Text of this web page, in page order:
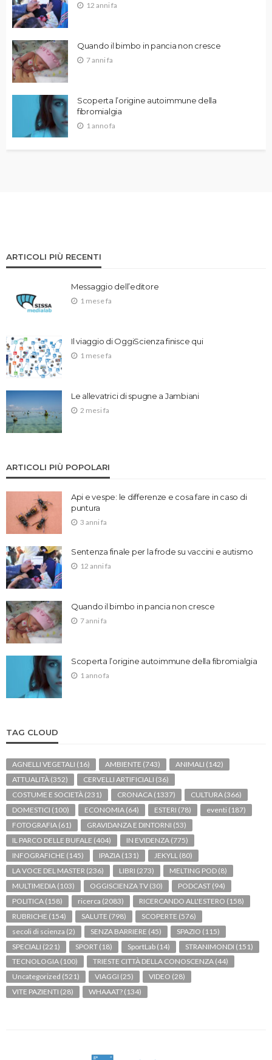
12 anni fa
Quando il bimbo in pancia non cresce
7 anni fa
Scoperta l’origine autoimmune della
fibromialgia
1 anno fa
ARTICOLI PIÙ RECENTI
Messaggio dell’editore
1 mese fa
Il viaggio di OggiScienza finisce qui
1 mese fa
Le allevatrici di spugne a Jambiani
2 mesi fa
ARTICOLI PIÙ POPOLARI
Api e vespe: le differenze e cosa fare in caso di
puntura
3 anni fa
Sentenza finale per la frode su vaccini e autismo
12 anni fa
Quando il bimbo in pancia non cresce
7 anni fa
Scoperta l’origine autoimmune della fibromialgia
1 anno fa
TAG CLOUD
AGNELLI VEGETALI (16) AMBIENTE (743) ANIMALI (142)
ATTUALITÀ (352) CERVELLI ARTIFICIALI (36)
COSTUME E SOCIETÀ (231) CRONACA (1337) CULTURA (366)
DOMESTICI (100) ECONOMIA (64) ESTERI (78) eventi (187)
FOTOGRAFIA (61) GRAVIDANZA E DINTORNI (53)
IL PARCO DELLE BUFALE (404) IN EVIDENZA (775)
INFOGRAFICHE (145) IPAZIA (131) JEKYLL (80)
LA VOCE DEL MASTER (236) LIBRI (273) MELTING POD (8)
MULTIMEDIA (103) OGGISCIENZA TV (30) PODCAST (94)
POLITICA (158) ricerca (2083) RICERCANDO ALL'ESTERO (158)
RUBRICHE (154) SALUTE (798) SCOPERTE (576)
secoli di scienza (2) SENZA BARRIERE (45) SPAZIO (115)
SPECIALI (221) SPORT (18) SportLab (14) STRANIMONDI (151)
TECNOLOGIA (100) TRIESTE CITTÀ DELLA CONOSCENZA (44)
Uncategorized (521) VIAGGI (25) VIDEO (28)
VITE PAZIENTI (28) WHAAAT? (134)